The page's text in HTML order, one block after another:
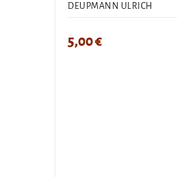
DEUPMANN ULRICH
5,00€